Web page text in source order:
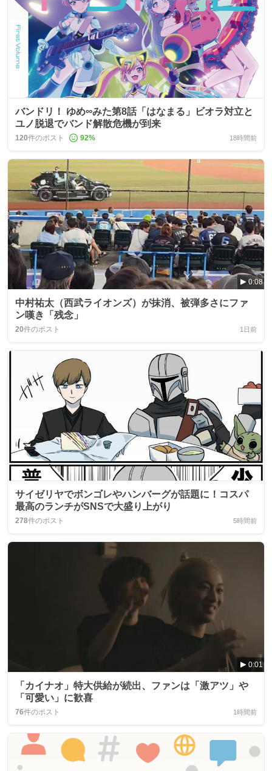
バンドリ！ ゆめ∞みた第8話「はなまる」ビオラ対立と
ユノ脱退でバンド解散危機が到来
120件のポスト 92% 18時間前
0:08
中村祐太（西武ライオンズ）が抹消、被弾多さにファ
ン嘆き「残念」
20件のポスト 1日前
サイゼリヤでボンゴレやハンバーグが話題に！コスパ
最高のランチがSNSで大盛り上がり
278件のポスト 5時間前
0:01
「カイナオ」特大供給が続出、ファンは「激アツ」や
「可愛い」に歓喜
76件のポスト 1時間前